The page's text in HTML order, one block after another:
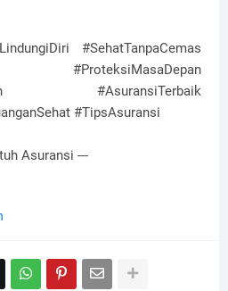
#SehatTanpaCemas
#ProteksiMasaDepan
#AsuransiTerbaik
#TipsAsuransi
Asuransi ---